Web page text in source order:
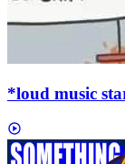
*loud music